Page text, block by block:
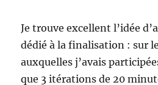
Je trouve excellent l’idée
dédié à la finalisation : sur
auxquelles j’avais
que 3 itérations de 20